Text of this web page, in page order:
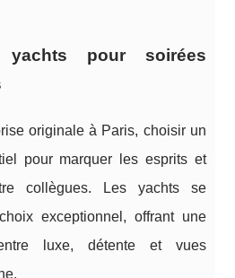
yachts pour soirées
originale à Paris, choisir un
pour marquer les esprits et
collègues. Les yachts se
exceptionnel, offrant une
luxe, détente et vues